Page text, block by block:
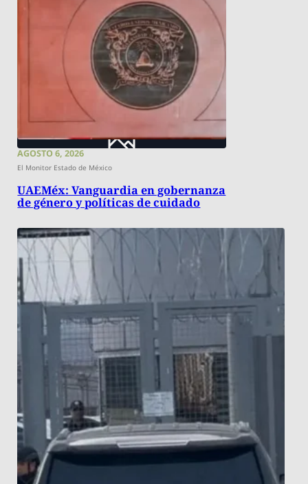
AGOSTO 6, 2026
El Monitor Estado de México
UAEMéx: Vanguardia en gobernanza
de género y políticas de cuidado